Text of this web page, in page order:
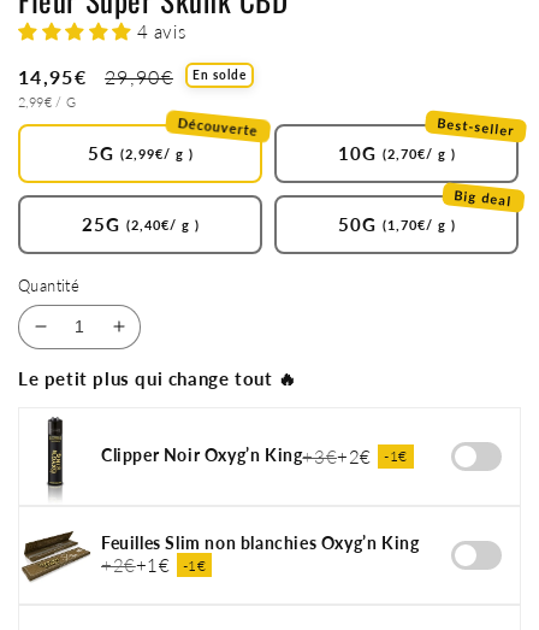
4 avis
Prix
soldé
14,95€
Prix
habituel
29,90€
PRIX
2,99€ / PAR
G
En solde
5G (2,99€/ g )
Découverte
10G (2,70€/ g )
Best-seller
25G (2,40€/ g ) 50G (1,70€/ g )
Big deal
Quantité
Réduire
quantité
de
Fleur
Super
Skunk
Augmenter
quantité
Super
Le petit plus qui change tout 🔥
Clipper Noir Oxyg’n King+3€+2€ -1€
Feuilles Slim non blanchies Oxyg’n King
+2€+1€ -1€